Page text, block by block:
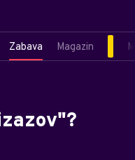
Zabava Magazin